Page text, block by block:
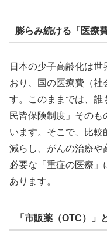
膨らみ続ける「医療
日本の少子高齢化は
おり、国の医療費（社
す。このままでは、誰
民皆保険制度」そのも
います。そこで、比較
減らし、がんの治療や
必要な「重症の医療
あります。
「市販薬（OTC）」